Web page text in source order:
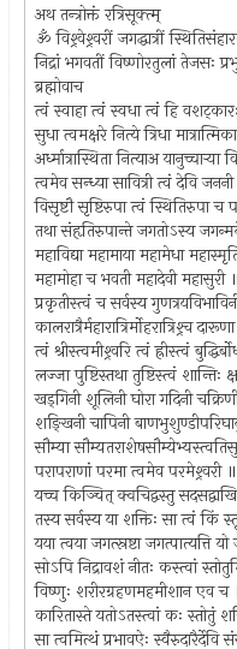
अथ तन्त्रोक्तं रत्रिसूक्त्म्
ॐ विश्र्वेश्र्वरीं जगद्धात्रीं
निद्रां भगवतीं विष्णोरतुलां तेजसः
ब्रह्मोवाच
त्वं स्वाहा त्वं स्वधा त्वं हि
सुधा त्वमक्षरे नित्ये त्रिधा
अर्ध्मात्रास्थिता नित्याअ यानुच्चार्‍या
त्वमेव सन्ध्या सावित्री त्वं देवि
विसृष्टौ सृष्टिरुपा त्वं स्थितिरुपा च
तथा संहृतिरुपान्ते जगतोऽस्य
महाविद्या महामाया महामेधा
महामोहा च भवती महादेवी
प्रकृतीस्त्वं च सर्वस्य
कालरात्रैर्महारात्रिर्मोहरात्रिश्र्च
त्वं श्रीस्त्वमीश्र्वरि त्वं ह्रीस्त्वं
लज्जा पुष्टिस्तथा तुष्टिस्त्वं शान्तिः
खड्‌गिनी शूलिनी घोरा गदिनी
शङ्खिनी चापिनी
सौम्या
परापराणां परमा त्वमेव परमेश्र्वरी
यच्च किञ्चि‍त् क्वचिद्वस्तु
तस्य सर्वस्य या शक्तिः सा त्वं किं
यया त्वया जगत्स्रष्टा जगत्पात्यत्ति
सोऽपि निद्रावशं नीतः कस्त्वां
विष्णुः शरीरग्रहणमहमीशान एव च ।
कारितास्ते यतोऽतस्त्वां कः स्तोतुं
सा त्वमित्थं प्रभावऐः स्वैरुदारैर्देवि